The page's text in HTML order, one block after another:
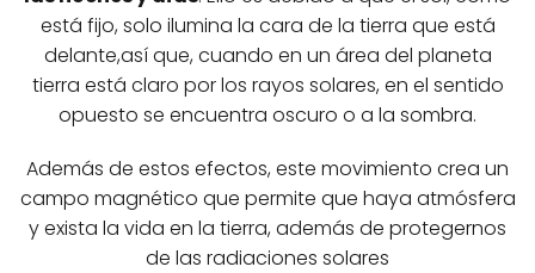
está fijo, solo ilumina la cara de la tierra que está
delante,así que, cuando en un área del planeta
tierra está claro por los rayos solares, en el sentido
opuesto se encuentra oscuro o a la sombra.
Además de estos efectos, este movimiento crea un
campo magnético que permite que haya atmósfera
y exista la vida en la tierra, además de protegernos
de las radiaciones solares